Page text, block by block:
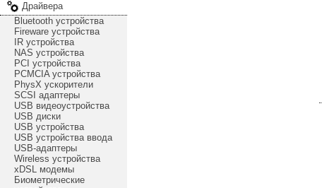
Драйвера
Bluetooth устройства
Fireware устройства
IR устройства
NAS устройства
PCI устройства
PCMCIA устройства
PhysX ускорители
SCSI адаптеры
USB видеоустройства
USB диски
USB устройства
USB устройства ввода
USB-адаптеры
Wireless устройства
xDSL модемы
Биометрические